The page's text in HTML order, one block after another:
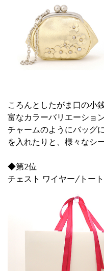
ころんとしたがま口の小
富なカラーバリエーション
チャームのようにバッグ
を入れたりと、様々なシ
◆第2位
チェスト ワイヤー/トー